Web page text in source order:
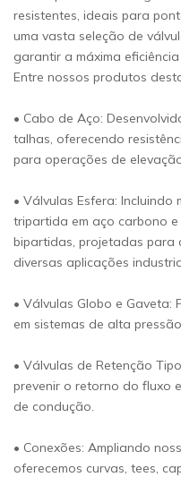
resistentes, ideais para
uma vasta seleção de
garantir a máxima
Entre nossos produtos
• Cabo de Aço:
talhas, oferecendo
para operações de
• Válvulas Esfera:
tripartida em aço carbono
bipartidas, projetadas para
diversas aplicações
• Válvulas Globo e
em sistemas de alta
• Válvulas de Retenção
prevenir o retorno do fluxo
de condução.
• Conexões: Ampliando
oferecemos curvas, tees,